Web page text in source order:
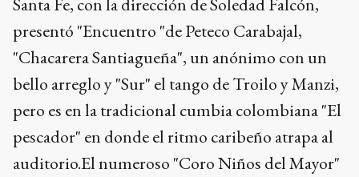
presentó "Encuentro "de Peteco Carabajal,
"Chacarera Santiagueña", un anónimo con un
bello arreglo y "Sur" el tango de Troilo y Manzi,
pero es en la tradicional cumbia colombiana "El
pescador" en donde el ritmo caribeño atrapa al
auditorio.El numeroso "Coro Niños del Mayor"